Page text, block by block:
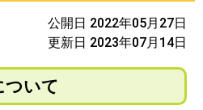
公開日 2022年05月27日
更新日 2023年07月14日
ついて